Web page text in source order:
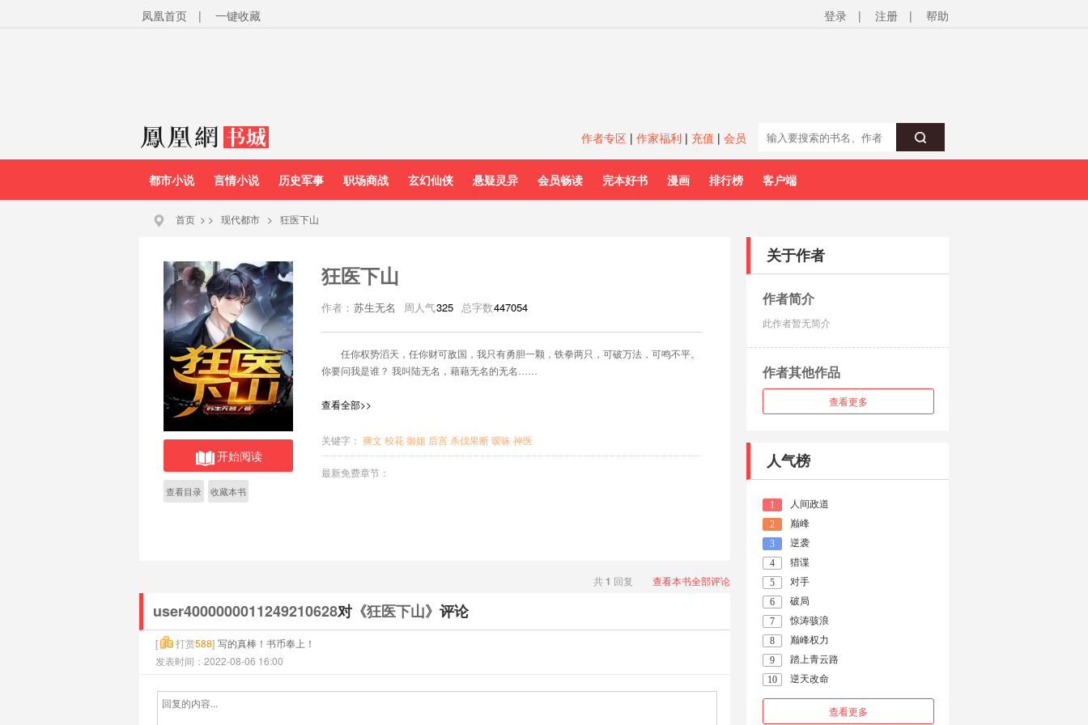
登录 | 注册 | 帮助
凤凰首页 | 一键收藏
作者专区 | 作家福利 | 充值 | 会员
都市小说 言情小说 历史军事 职场商战 玄幻仙侠 悬疑灵异 会员畅读 完本好书 漫画 排行榜 客户端
首页 > > 现代都市 > 狂医下山
开始阅读
查看目录 收藏本书
狂医下山
作者： 苏生无名 周人气325 总字数447054
任你权势滔天，任你财可敌国，我只有勇胆一颗，铁拳两只，可破万法，可鸣不平。
你要问我是谁？ 我叫陆无名，藉藉无名的无名……
查看全部>>
关键字： 爽文 校花御姐 后宫杀伐果断暧昧 神医
最新免费章节：
查看本书全部评论
共 1 回复
user4000000011249210628对 《狂医下山》 评论
[ 打赏588] 写的真棒！书币奉上！
发表时间：2022-08-06 16:00
关于作者
作者简介
此作者暂无简介
作者其他作品
查看更多
人气榜
1 人间政道
2 巅峰
3 逆袭
4 猎谍
5 对手
6 破局
7 惊涛骇浪
8 巅峰权力
9 踏上青云路
10 逆天改命
查看更多